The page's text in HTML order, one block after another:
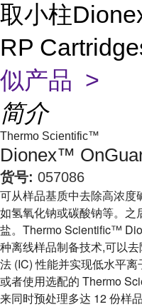
取小柱
RP
似产品 >
简介
Thermo Scientific™
Dionex™
货号: 057086
可从样品基质中去除高浓度
如氢氧化钠或碳酸钠等。之
盐。Thermo Scientific™
种离线样品制备技术,可以
法 (IC) 性能并实现低水平
或者使用选配的 Thermo
来同时预处理多达 12 份样品